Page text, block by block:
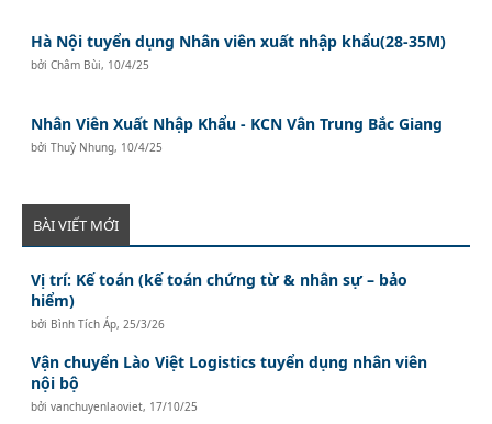
Hà Nội tuyển dụng Nhân viên xuất nhập khẩu(28-35M)
bởiChâm Bùi, 10/4/25
Nhân Viên Xuất Nhập Khẩu - KCN Vân Trung Bắc Giang
bởiThuỳ Nhung, 10/4/25
BÀI VIẾT MỚI
Vị trí: Kế toán (kế toán chứng từ & nhân sự – bảo
hiểm)
bởi Bình Tích Áp, 25/3/26
Vận chuyển Lào Việt Logistics tuyển dụng nhân viên
nội bộ
bởivanchuyenlaoviet, 17/10/25